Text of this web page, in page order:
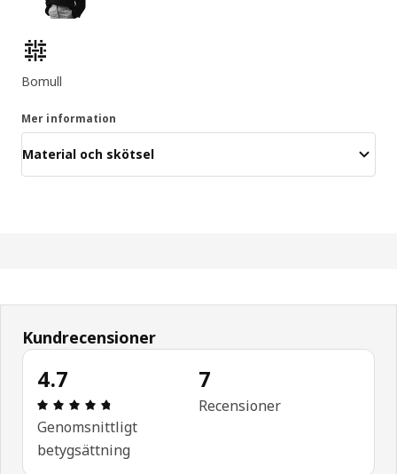
Produktens egenskaper
Bomull
Mer information
Material och skötsel
Kundrecensioner
4.7
Recension: 4.7 / 5 stjärnor. Totalt antal
Genomsnittligt
betygsättning
7
Recensioner